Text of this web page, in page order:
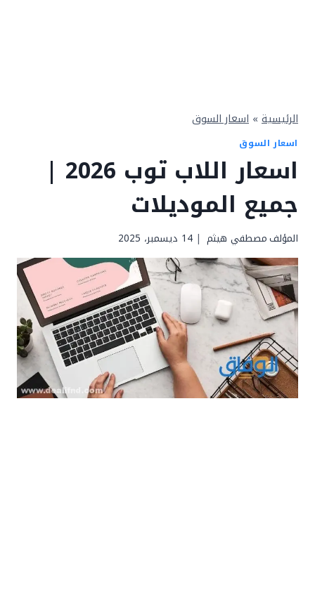
الرئيسية » اسعار السوق
اسعار السوق
اسعار اللاب توب 2026 |
جميع الموديلات
المؤلفمصطفي هيثم 14 ديسمبر، 2025